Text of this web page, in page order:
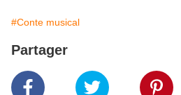
#Conte musical
Partager